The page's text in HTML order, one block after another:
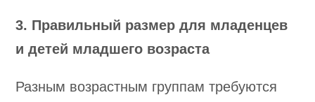
3. Правильный размер для младенцев
и детей младшего возраста
Разным возрастным группам требуются